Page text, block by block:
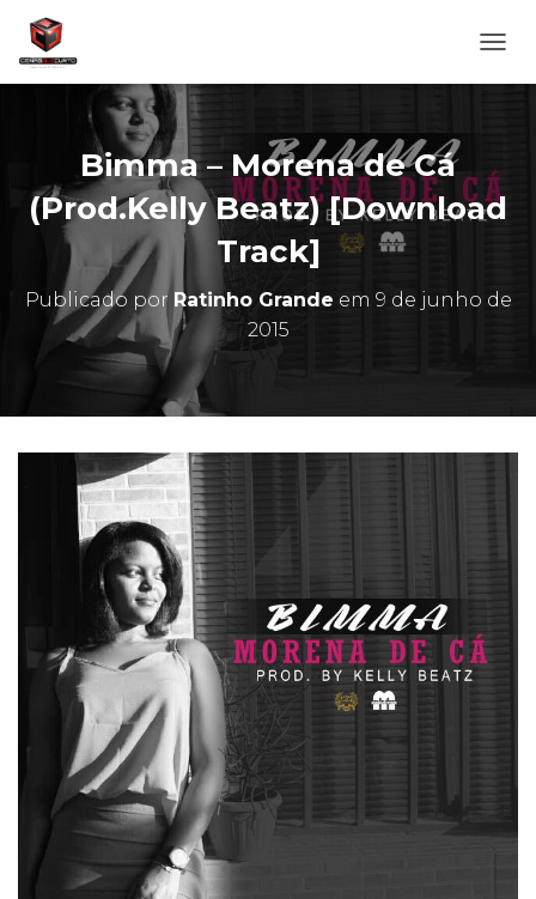
L
N
A
R
V
E
Bimma – Morena de Cá
(Prod.Kelly Beatz) [Download
Track]
Publicado por Ratinho Grande em 9 de junho de
2015